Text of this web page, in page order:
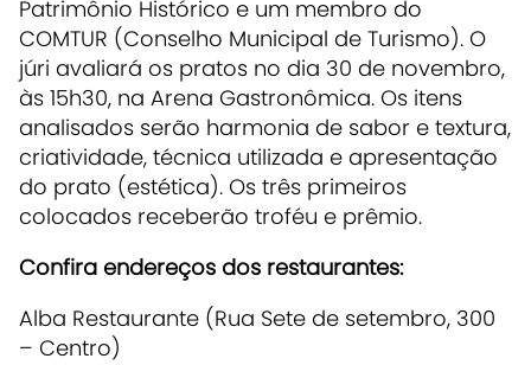
Patrimônio Histórico e um membro do
COMTUR (Conselho Municipal de Turismo). O
júri avaliará os pratos no dia 30 de novembro,
às 15h30, na Arena Gastronômica. Os itens
analisados serão harmonia de sabor e textura,
criatividade, técnica utilizada e apresentação
do prato (estética). Os três primeiros
colocados receberão troféu e prêmio.
Confira endereços dos restaurantes:
Alba Restaurante (Rua Sete de setembro, 300
– Centro)